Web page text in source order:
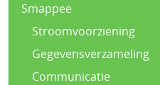
Smappee
Stroomvoorziening
Gegevensverzameling
Communicatie